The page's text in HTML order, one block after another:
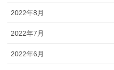
2022年8月
2022年7月
2022年6月